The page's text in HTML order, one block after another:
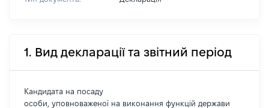
1. Вид декларації та звітний період
Кандидата на посаду
особи, уповноваженої на виконання функцій держави